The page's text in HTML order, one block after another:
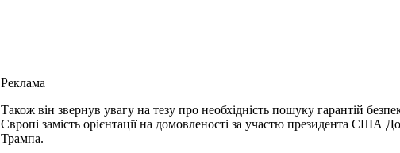
Реклама
Також він звернув увагу на тезу про необхідність пошуку гарантій
Європі замість орієнтації на домовленості за участю президента США
Трампа.